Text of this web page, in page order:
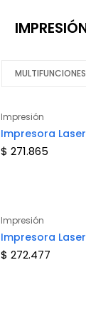
MULTIFUNCIONES
Impresión
Impresora Laser
$ 271.865
Impresión
Impresora
$ 272.477